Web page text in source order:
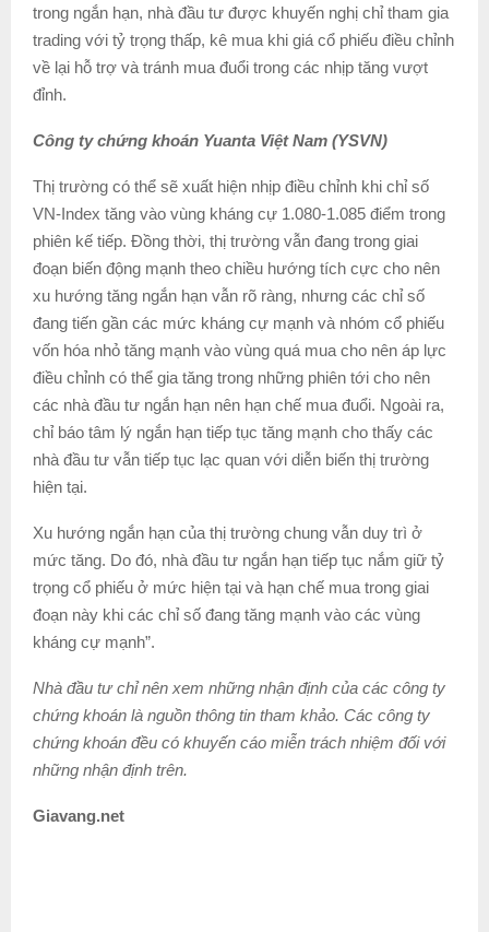
trong ngắn hạn, nhà đầu tư được khuyến nghị chỉ tham gia
trading với tỷ trọng thấp, kê mua khi giá cổ phiếu điều chỉnh
về lại hỗ trợ và tránh mua đuổi trong các nhịp tăng vượt
đỉnh.
Công ty chứng khoán Yuanta Việt Nam (YSVN)
Thị trường có thể sẽ xuất hiện nhịp điều chỉnh khi chỉ số
VN-Index tăng vào vùng kháng cự 1.080-1.085 điểm trong
phiên kế tiếp. Đồng thời, thị trường vẫn đang trong giai
đoạn biến động mạnh theo chiều hướng tích cực cho nên
xu hướng tăng ngắn hạn vẫn rõ ràng, nhưng các chỉ số
đang tiến gần các mức kháng cự mạnh và nhóm cổ phiếu
vốn hóa nhỏ tăng mạnh vào vùng quá mua cho nên áp lực
điều chỉnh có thể gia tăng trong những phiên tới cho nên
các nhà đầu tư ngắn hạn nên hạn chế mua đuổi. Ngoài ra,
chỉ báo tâm lý ngắn hạn tiếp tục tăng mạnh cho thấy các
nhà đầu tư vẫn tiếp tục lạc quan với diễn biến thị trường
hiện tại.
Xu hướng ngắn hạn của thị trường chung vẫn duy trì ở
mức tăng. Do đó, nhà đầu tư ngắn hạn tiếp tục nắm giữ tỷ
trọng cổ phiếu ở mức hiện tại và hạn chế mua trong giai
đoạn này khi các chỉ số đang tăng mạnh vào các vùng
kháng cự mạnh”.
Nhà đầu tư chỉ nên xem những nhận định của các công ty
chứng khoán là nguồn thông tin tham khảo. Các công ty
chứng khoán đều có khuyến cáo miễn trách nhiệm đối với
những nhận định trên.
Giavang.net